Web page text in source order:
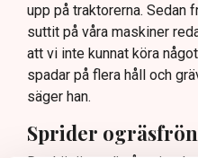
upp på traktorerna. Sedan
suttit på våra maskiner
att vi inte kunnat köra
spadar på flera håll och
säger han.
Sprider ogräsfrön